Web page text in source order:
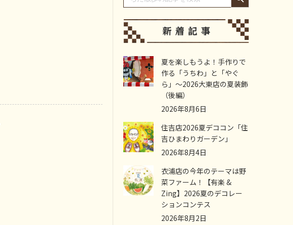
夏を楽しもうよ！手作りで
作る「うちわ」と「やぐ
ら」～2026大東店の夏装飾
（後編）
2026年8月6日
住吉店2026夏デココン「住
吉ひまわりガーデン」
2026年8月4日
衣浦店の今年のテーマは野
菜ファーム！【有楽 &
Zing】2026夏のデコレー
ションコンテス
2026年8月2日